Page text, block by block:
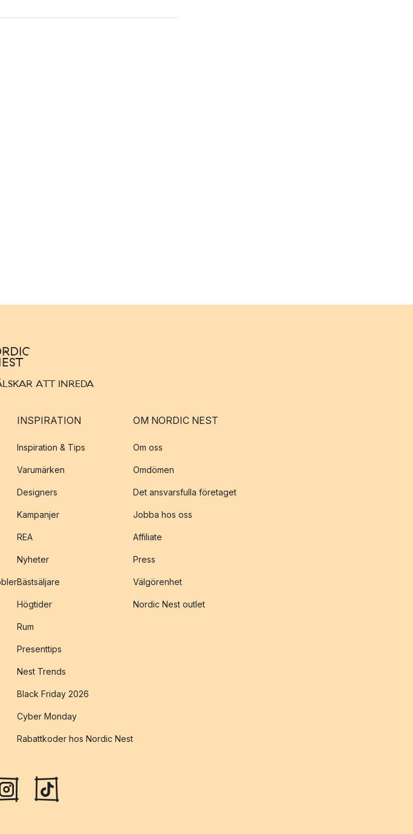
ATT INREDA
INSPIRATION
Inspiration & Tips
Varumärken
Designers
Kampanjer
REA
Nyheter
Bästsäljare
Högtider
Rum
Presenttips
Nest Trends
Black Friday 2026
Cyber Monday
Rabattkoder hos Nordic Nest
OM NORDIC NEST
Om oss
Omdömen
Det ansvarsfulla företaget
Jobba hos oss
Affiliate
Press
Välgörenhet
Nordic Nest outlet